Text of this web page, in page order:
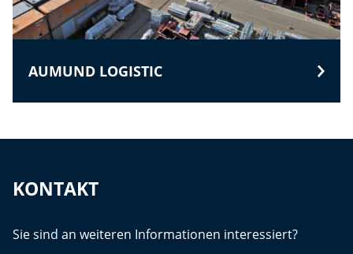
AUMUND LOGISTIC
KONTAKT
Sie sind an weiteren Informationen interessiert?